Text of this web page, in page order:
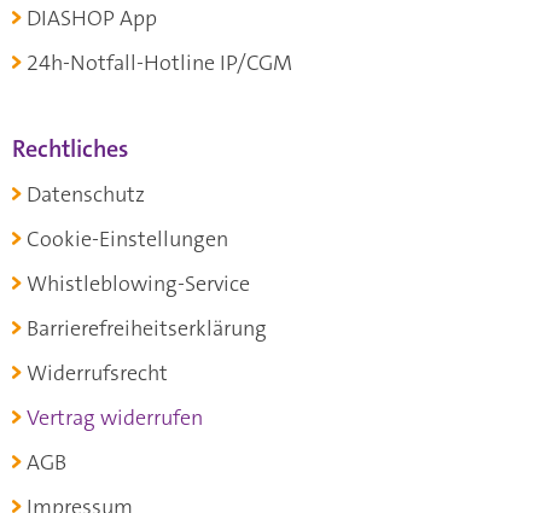
DIASHOP App
24h-Notfall-Hotline IP/CGM
Rechtliches
Datenschutz
Cookie-Einstellungen
Whistleblowing-Service
Barrierefreiheitserklärung
Widerrufsrecht
Vertrag widerrufen
AGB
Impressum